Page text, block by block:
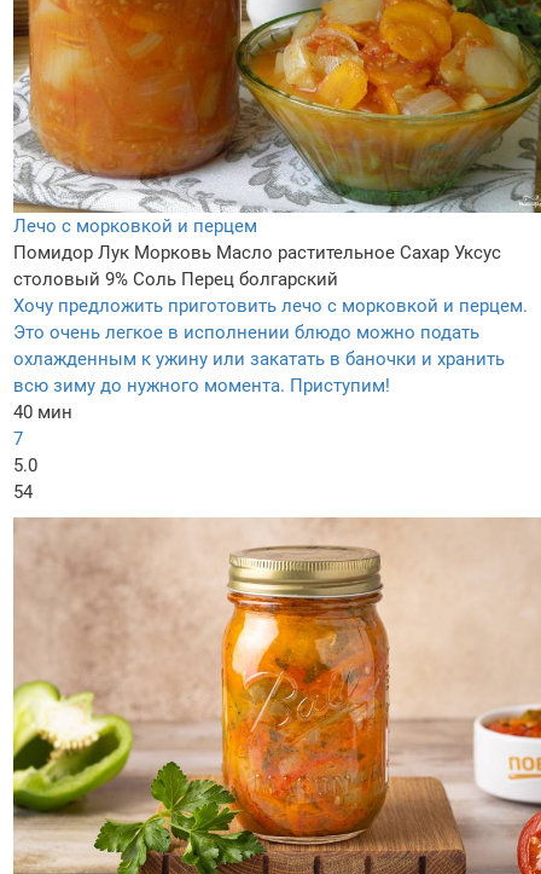
Лечо с морковкой и перцем
Помидор Лук Морковь Масло растительное Сахар Уксус
столовый 9% Соль Перец болгарский
Хочу предложить приготовить лечо с морковкой и перцем.
Это очень легкое в исполнении блюдо можно подать
охлажденным к ужину или закатать в баночки и хранить
всю зиму до нужного момента. Приступим!
40 мин
7
5.0
54